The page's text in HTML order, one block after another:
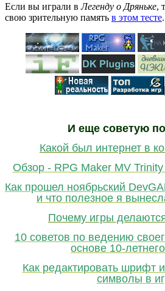
Если вы играли вЛегенду о Дряньке,
свою зрительную память в этом тесте.
И еще советую
Какой был интернет в
Обзор - RPG Maker MV
Как прошел ноябрьский
и что полезное я
Почему игры
10 советов по ведению
основе 10-
Как редактировать шрифт
символы в